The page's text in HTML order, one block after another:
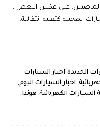
الماضيين. على عكس البعض ،
الهجينة كتقنية انتقالية.
الجديدة, اخبار السيارات
, اخبار السيارات اليوم,
السيارات الكهربائية, هوندا,